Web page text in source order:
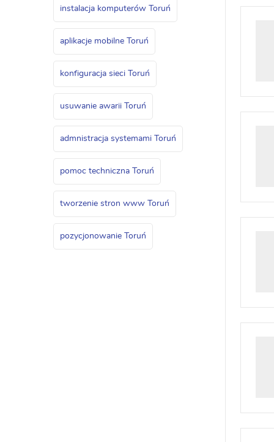
instalacja komputerów Toruń
aplikacje mobilne Toruń
konfiguracja sieci Toruń
usuwanie awarii Toruń
admnistracja systemami Toruń
pomoc techniczna Toruń
tworzenie stron www Toruń
pozycjonowanie Toruń